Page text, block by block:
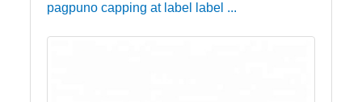
pagpuno capping at label label ...